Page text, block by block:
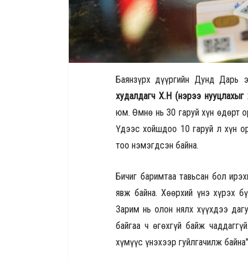
Баянзүрх дүүргийн Дунд Дарь
худалдагч Х.Н (нэрээ нууцлахыг
юм. Өмнө нь 30 гаруй хүн өдөрт
Үдээс хойшдоо 10 гаруй л хүн
тоо нэмэгдсэн байна.
Бичиг баримтаа тавьсан бол
явж байна. Хөөрхий үнэ хүрэх
Зарим нь олон нялх хүүхдээ
байгаа ч өгөхгүй байж
хүмүүс үнэхээр гуйлгачилж